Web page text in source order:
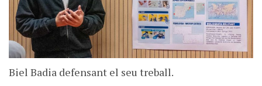
Biel Badia defensant el seu treball.